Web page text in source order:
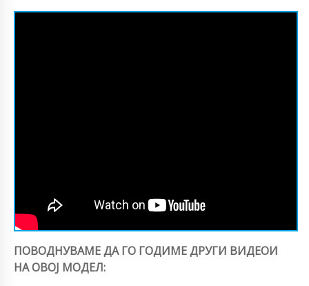
ПОВОДНУВАМЕ ДА ГО ГОДИМЕ ДРУГИ ВИДЕОИ
НА ОВОЈ МОДЕЛ: